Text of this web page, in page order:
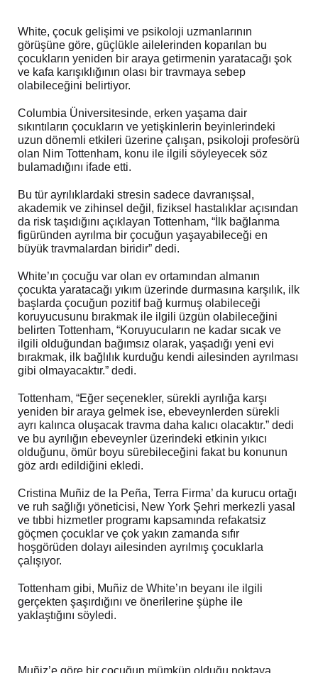
White, çocuk gelişimi ve psikoloji uzmanlarının
görüşüne göre, güçlükle ailelerinden koparılan bu
çocukların yeniden bir araya getirmenin yaratacağı şok
ve kafa karışıklığının olası bir travmaya sebep
olabileceğini belirtiyor.
Columbia Üniversitesinde, erken yaşama dair
sıkıntıların çocukların ve yetişkinlerin beyinlerindeki
uzun dönemli etkileri üzerine çalışan, psikoloji profesörü
olan Nim Tottenham, konu ile ilgili söyleyecek söz
bulamadığını ifade etti.
Bu tür ayrılıklardaki stresin sadece davranışsal,
akademik ve zihinsel değil, fiziksel hastalıklar açısından
da risk taşıdığını açıklayan Tottenham, “İlk bağlanma
figüründen ayrılma bir çocuğun yaşayabileceği en
büyük travmalardan biridir” dedi.
White’ın çocuğu var olan ev ortamından almanın
çocukta yaratacağı yıkım üzerinde durmasına karşılık, ilk
başlarda çocuğun pozitif bağ kurmuş olabileceği
koruyucusunu bırakmak ile ilgili üzgün olabileceğini
belirten Tottenham, “Koruyucuların ne kadar sıcak ve
ilgili olduğundan bağımsız olarak, yaşadığı yeni evi
bırakmak, ilk bağlılık kurduğu kendi ailesinden ayrılması
gibi olmayacaktır.” dedi.
Tottenham, “Eğer seçenekler, sürekli ayrılığa karşı
yeniden bir araya gelmek ise, ebeveynlerden sürekli
ayrı kalınca oluşacak travma daha kalıcı olacaktır.” dedi
ve bu ayrılığın ebeveynler üzerindeki etkinin yıkıcı
olduğunu, ömür boyu sürebileceğini fakat bu konunun
göz ardı edildiğini ekledi.
Cristina Muñiz de la Peña, Terra Firma’ da kurucu ortağı
ve ruh sağlığı yöneticisi, New York Şehri merkezli yasal
ve tıbbi hizmetler programı kapsamında refakatsiz
göçmen çocuklar ve çok yakın zamanda sıfır
hoşgörüden dolayı ailesinden ayrılmış çocuklarla
çalışıyor.
Tottenham gibi, Muñiz de White’ın beyanı ile ilgili
gerçekten şaşırdığını ve önerilerine şüphe ile
yaklaştığını söyledi.
Muñiz’e göre bir çocuğun mümkün olduğu noktaya